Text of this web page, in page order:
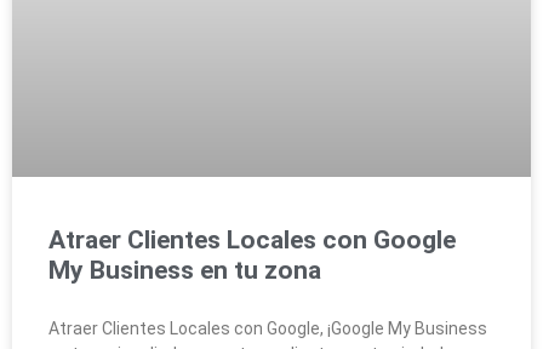
Atraer Clientes Locales con Google
My Business en tu zona
Atraer Clientes Locales con Google, ¡Google My Business